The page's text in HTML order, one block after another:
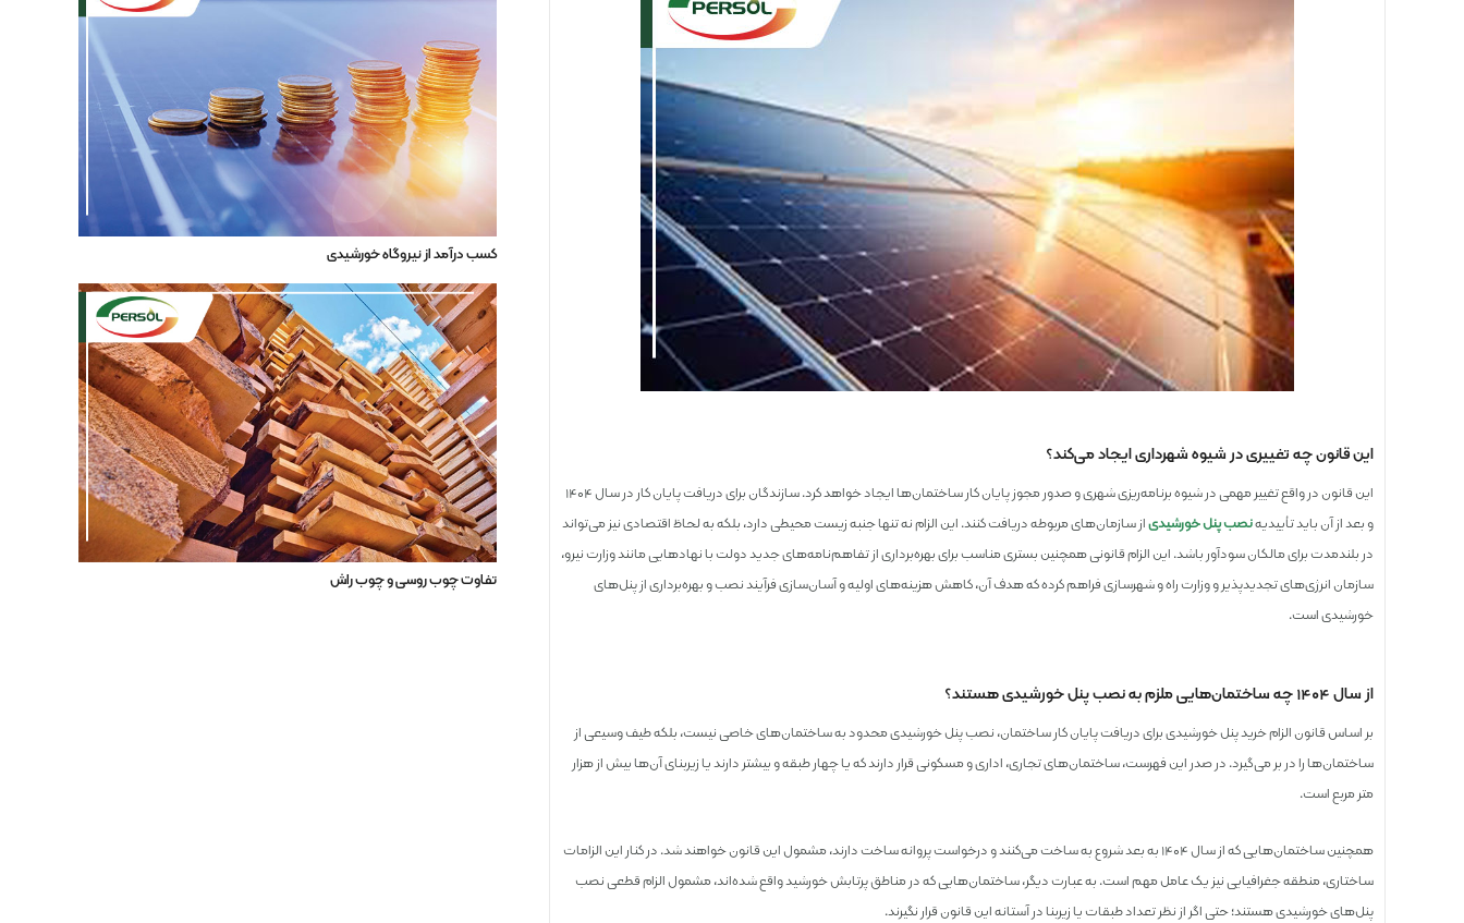
این قانون چه تغییری در شیوه شهرداری ایجاد می‌کند؟
این قانون در واقع تغییر مهمی در شیوه برنامه‌ریزی شهری و صدور مجوز پایان ‌کار ساختمان‌ها ایجاد خواهد کرد. سازندگان برای دریافت پایان ‌کار در سال ۱۴۰۴
و بعد از آن باید تأییدیهنصب پنل خورشیدیاز سازمان‌های مربوطه دریافت کنند. این الزام نه تنها جنبه ‌زیست محیطی دارد، بلکه به لحاظ اقتصادی نیز می‌تواند
در بلندمدت برای مالکان سودآور باشد. این الزام قانونی همچنین بستری مناسب برای بهره‌برداری از تفاهم‌نامه‌های جدید دولت با نهادهایی مانند وزارت نیرو،
سازمان انرژی‌های تجدیدپذیر و وزارت راه و شهرسازی فراهم کرده که هدف آن، کاهش هزینه‌های اولیه و آسان‌سازی فرآیند نصب و بهره‌برداری از پنل‌های
خورشیدی است.
از سال ۱۴۰۴ چه ساختمان‌هایی ملزم به نصب پنل خورشیدی هستند؟
بر اساس قانون الزام خرید پنل خورشیدی برای دریافت پایان کار ساختمان، نصب پنل خورشیدی محدود به ساختمان‌های خاصی نیست، بلکه طیف وسیعی از
ساختمان‌ها را در بر می‌گیرد. در صدر این فهرست، ساختمان‌های تجاری، اداری و مسکونی قرار دارند که یا چهار طبقه و بیشتر دارند یا زیربنای آن‌ها بیش از هزار
متر مربع است.
همچنین ساختمان‌هایی که از سال ۱۴۰۴ به بعد شروع به ساخت می‌کنند و درخواست پروانه ساخت دارند، مشمول این قانون خواهند شد. در کنار این الزامات
ساختاری، منطقه جغرافیایی نیز یک عامل مهم است. به عبارت دیگر، ساختمان‌هایی که در مناطق پرتابش خورشید واقع شده‌اند، مشمول الزام قطعی نصب
پنل‌های خورشیدی هستند؛ حتی اگر از نظر تعداد طبقات یا زیربنا در آستانه این قانون قرار نگیرند.
کسب درآمد از نیروگاه خورشیدی
تفاوت چوب روسی و چوب راش